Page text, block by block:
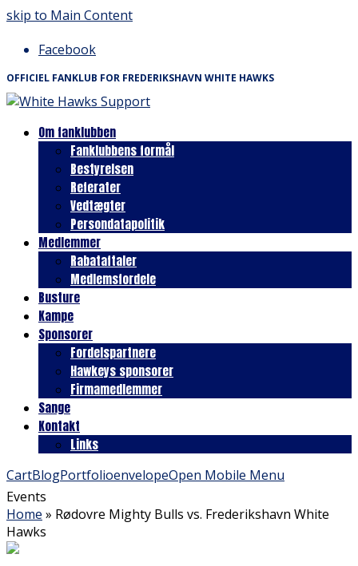
skip to Main Content
Facebook
OFFICIEL FANKLUB FOR FREDERIKSHAVN WHITE HAWKS
Om fanklubben
Fanklubbens formål
Bestyrelsen
Referater
Vedtægter
Persondatapolitik
Medlemmer
Rabataftaler
Medlemsfordele
Busture
Kampe
Sponsorer
Fordelspartnere
Hawkeys sponsorer
Firmamedlemmer
Sange
Kontakt
Links
CartBlogPortfolioenvelopeOpen Mobile Menu
Events
Home » Rødovre Mighty Bulls vs. Frederikshavn White
Hawks